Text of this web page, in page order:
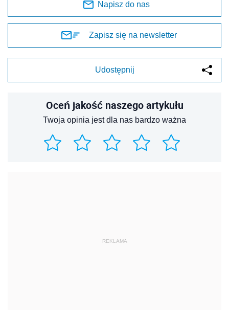
Napisz do nas
Zapisz się na newsletter
Udostępnij
Oceń jakość naszego artykułu
Twoja opinia jest dla nas bardzo ważna
REKLAMA